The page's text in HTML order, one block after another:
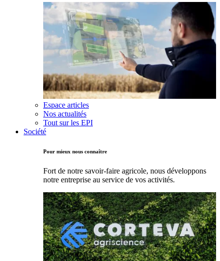
Espace articles
Nos actualités
Tout sur les EPI
Société
Pour mieux nous connaître
Fort de notre savoir-faire agricole, nous développons
notre entreprise au service de vos activités.